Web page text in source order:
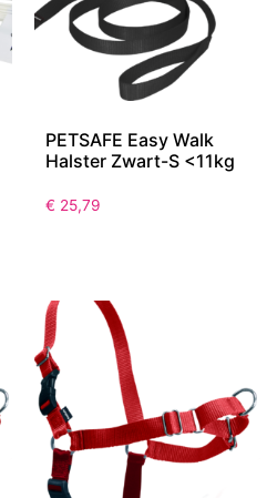
PETSAFE Easy Walk
Halster Zwart-S <11kg
€ 25,79